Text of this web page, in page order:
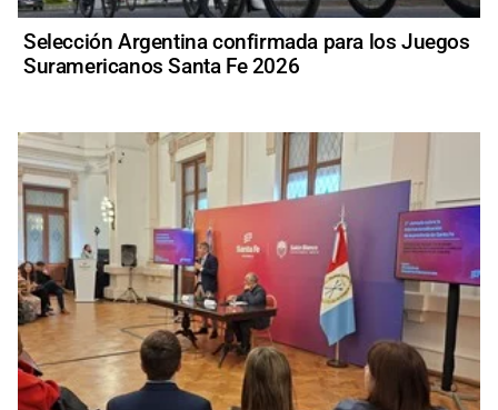
Selección Argentina confirmada para los Juegos
Suramericanos Santa Fe 2026